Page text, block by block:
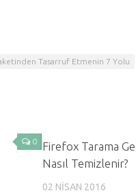
Tasarruf Etmenin 7 Yolu
0
Firefox Tarama
Nasıl Temizlenir?
02 NISAN 2016